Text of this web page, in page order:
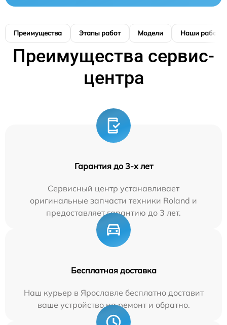
Преимущества Этапы работ Модели Наши работы
Преимущества сервис-
центра
Гарантия до 3-х лет
Сервисный центр устанавливает
оригинальные запчасти техники Roland и
предоставляет гарантию до 3 лет.
Бесплатная доставка
Наш курьер в Ярославле бесплатно доставит
ваше устройство на ремонт и обратно.